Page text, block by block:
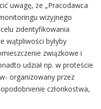
uwagę, że „Pracodawca
wizyjnego
zidentyfikowania
wątpliwości byłyby
związkowe i
udział np. w proteście
organizowany przez
członkostwa,